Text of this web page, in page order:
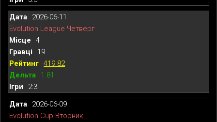
2026-06-11
Evolution League Четверг
4
19
419.82
1.81
2:3
2026-06-09
Evolution Cup Вторник